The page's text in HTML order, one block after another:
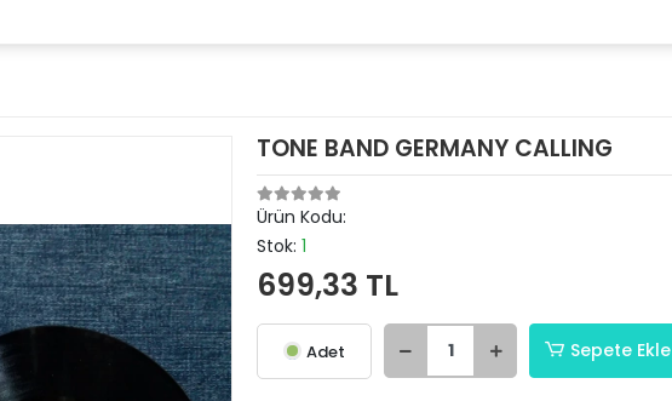
TONE BAND GERMANY CALLING
Ürün Kodu:
Stok: 1
699,33 TL
Adet Sepete Ekle